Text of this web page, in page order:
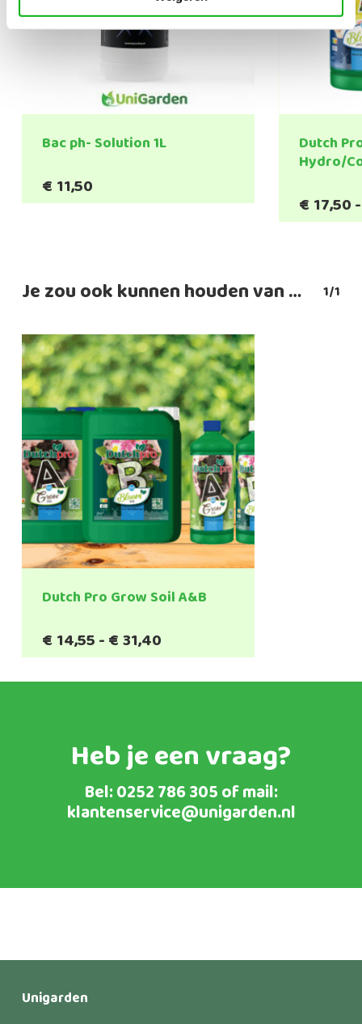
Bac ph- Solution 1L
€ 11,50
Dutch
Hydro/
€ 17,50-
Je zou ook kunnen houden van … 1/1
Dutch Pro Grow Soil A&B
€ 14,55-€31,40Prijsklasse:
€14,55
tot
Heb je een vraag?
Bel:0252 786 305of mail:
klantenservice@unigarden.nl
Unigarden